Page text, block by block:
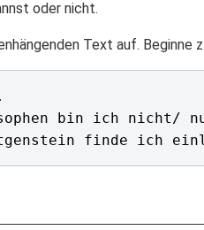
oder nicht.
Text auf. Beginne
bin ich nicht/